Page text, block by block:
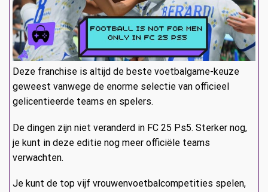
Deze franchise is altijd de beste voetbalgame-keuze
geweest vanwege de enorme selectie van officieel
gelicentieerde teams en spelers.
De dingen zijn niet veranderd in FC 25 Ps5. Sterker nog,
je kunt in deze editie nog meer officiële teams
verwachten.
Je kunt de top vijf vrouwenvoetbalcompetities spelen,